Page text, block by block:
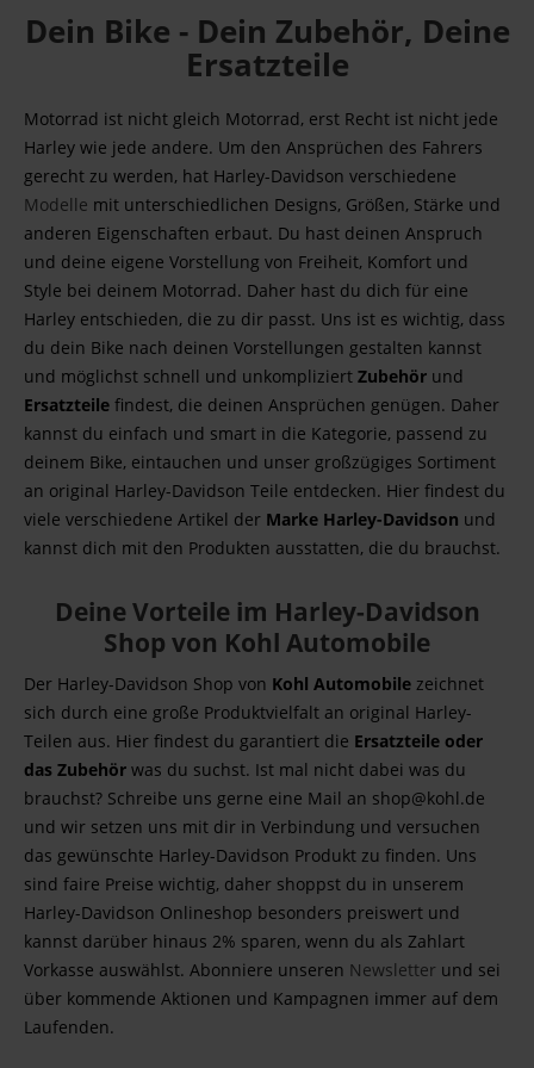
Dein Bike - Dein Zubehör, Deine
Ersatzteile
Motorrad ist nicht gleich Motorrad, erst Recht ist nicht jede
Harley wie jede andere. Um den Ansprüchen des Fahrers
gerecht zu werden, hat Harley-Davidson verschiedene
Modelle mit unterschiedlichen Designs, Größen, Stärke und
anderen Eigenschaften erbaut. Du hast deinen Anspruch
und deine eigene Vorstellung von Freiheit, Komfort und
Style bei deinem Motorrad. Daher hast du dich für eine
Harley entschieden, die zu dir passt. Uns ist es wichtig, dass
du dein Bike nach deinen Vorstellungen gestalten kannst
und möglichst schnell und unkompliziert Zubehör und
Ersatzteile findest, die deinen Ansprüchen genügen. Daher
kannst du einfach und smart in die Kategorie, passend zu
deinem Bike, eintauchen und unser großzügiges Sortiment
an original Harley-Davidson Teile entdecken. Hier findest du
viele verschiedene Artikel der Marke Harley-Davidson und
kannst dich mit den Produkten ausstatten, die du brauchst.
Deine Vorteile im Harley-Davidson
Shop von Kohl Automobile
Der Harley-Davidson Shop von Kohl Automobile zeichnet
sich durch eine große Produktvielfalt an original Harley-
Teilen aus. Hier findest du garantiert die Ersatzteile oder
das Zubehör was du suchst. Ist mal nicht dabei was du
brauchst? Schreibe uns gerne eine Mail an shop@kohl.de
und wir setzen uns mit dir in Verbindung und versuchen
das gewünschte Harley-Davidson Produkt zu finden. Uns
sind faire Preise wichtig, daher shoppst du in unserem
Harley-Davidson Onlineshop besonders preiswert und
kannst darüber hinaus 2% sparen, wenn du als Zahlart
Vorkasse auswählst. Abonniere unseren Newsletter und sei
über kommende Aktionen und Kampagnen immer auf dem
Laufenden.